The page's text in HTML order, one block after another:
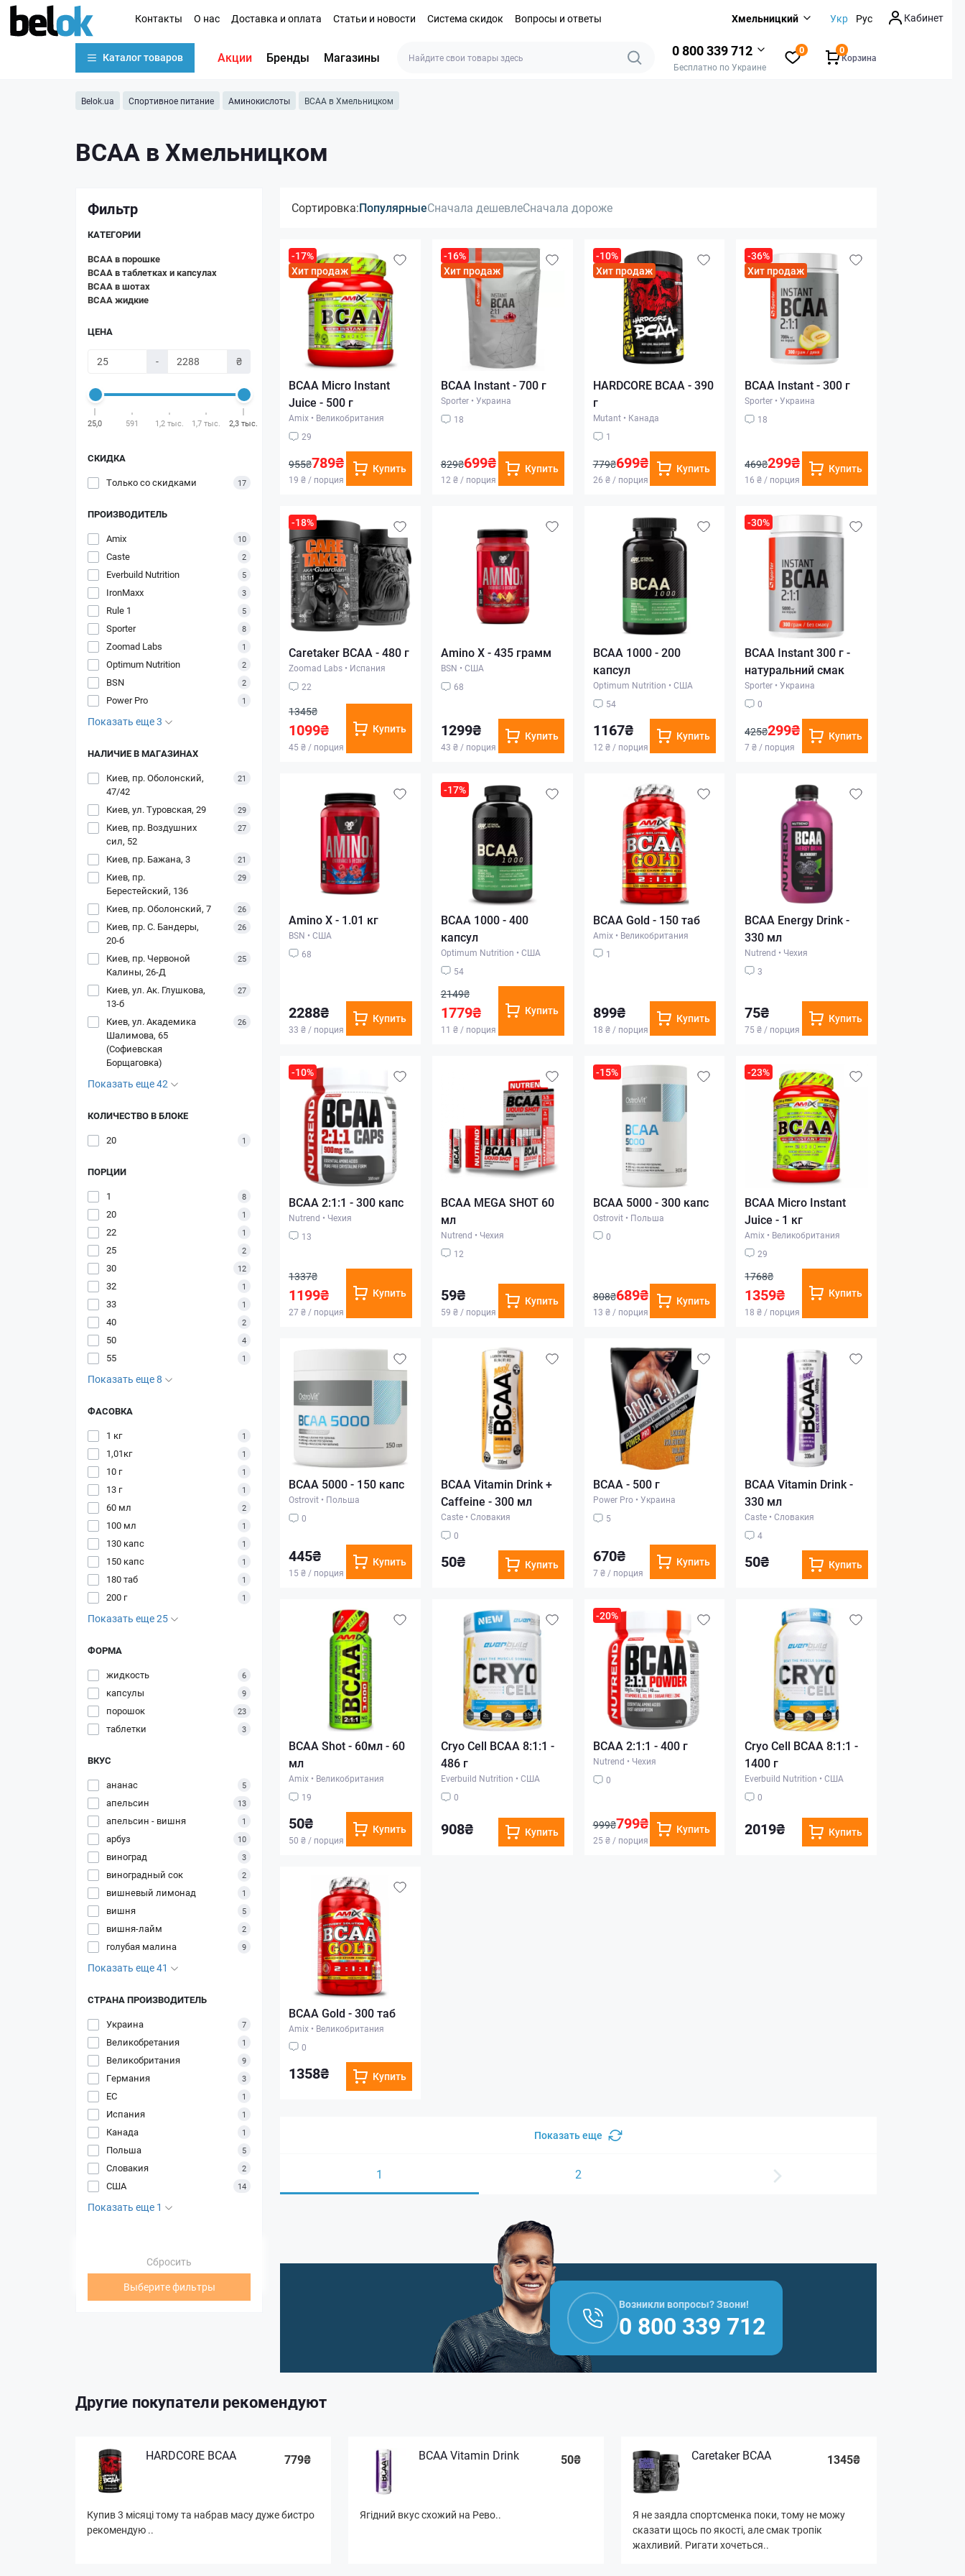
Контакты О нас Доставка и оплата Статьи и новости Система скидок Вопросы и ответы Хмельницкий Укр Рус Кабинет
Каталог товаров Акции Бренды Магазины 0 800 339 712
Бесплатно по Украине
0
Корзина
0
Belok.ua Спортивное питание Аминокислоты BCAA в Хмельницком
BCAA в Хмельницком
Фильтр
КАТЕГОРИИ
BCAA в порошке
BCAA в таблетках и капсулах
BCAA в шотах
BCAA жидкие
ЦЕНА
- ₴
25,0 591 1,2 тыс. 1,7 тыс. 2,3 тыс.
СКИДКА
Только со cкидками
17
ПРОИЗВОДИТЕЛЬ
Amix
10
Caste 2
Everbuild Nutrition 5
IronMaxx 3
Rule 1 5
Sporter 8
Zoomad Labs 1
Optimum Nutrition 2
BSN 2
Power Pro 1
Показать еще 3
НАЛИЧИЕ В МАГАЗИНАХ
Киев, пр. Оболонский,
47/42
21
Киев, ул. Туровская, 29 29
Киев, пр. Воздушних
сил, 52
27
Киев, пр. Бажана, 3 21
Киев, пр.
Берестейский, 136
29
Киев, пр. Оболонский, 7 26
Киев, пр. С. Бандеры,
20-б
26
Киев, пр. Червоной
Калины, 26-Д
25
Киев, ул. Ак. Глушкова,
13-б
27
Киев, ул. Академика
Шалимова, 65
(Софиевская
Борщаговка)
26
Показать еще 42
КОЛИЧЕСТВО В БЛОКЕ
20
1
ПОРЦИИ
1
8
20 1
22 1
25 2
30 12
32 1
33 1
40 2
50 4
55 1
Показать еще 8
ФАСОВКА
1 кг
1
1,01кг 1
10 г 1
13 г 1
60 мл 2
100 мл 1
130 капс 1
150 капс 1
180 таб 1
200 г 1
Показать еще 25
ФОРМА
жидкость
6
капсулы 9
порошок 23
таблетки 3
ВКУС
ананас
5
апельсин 13
апельсин - вишня 1
арбуз 10
виноград 3
виноградный сок 2
вишневый лимонад 1
вишня 5
вишня-лайм 2
голубая малина 9
Показать еще 41
СТРАНА ПРОИЗВОДИТЕЛЬ
Украина
7
Великобретания 1
Великобритания 9
Германия 3
ЕС 1
Испания 1
Канада 1
Польша 5
Словакия 2
США 14
Показать еще 1
Сбросить
Выберите фильтры
Сортировка:ПопулярныеСначала дешевлеСначала дороже
-17%
Хит продаж
BCAA Micro Instant
Juice - 500 г
Amix • Великобритания
29
955₴789₴
19 ₴ / порция
Купить
-16%
Хит продаж
BCAA Instant - 700 г
Sporter • Украина
18
829₴699₴
12 ₴ / порция
Купить
-10%
Хит продаж
HARDCORE BCAA - 390
г
Mutant • Канада
1
779₴699₴
26 ₴ / порция
Купить
-36%
Хит продаж
BCAA Instant - 300 г
Sporter • Украина
18
469₴299₴
16 ₴ / порция
Купить
-18%
Caretaker BCAA - 480 г
Zoomad Labs • Испания
22
1345₴
1099₴
45 ₴ / порция
Купить
Amino X - 435 грамм
BSN • США
68
1299₴
43 ₴ / порция
Купить
BCAA 1000 - 200
капсул
Optimum Nutrition • США
54
1167₴
12 ₴ / порция
Купить
-30%
BCAA Instant 300 г -
натуральний смак
Sporter • Украина
0
425₴299₴
7 ₴ / порция
Купить
Amino X - 1.01 кг
BSN • США
68
2288₴
33 ₴ / порция
Купить
-17%
BCAA 1000 - 400
капсул
Optimum Nutrition • США
54
2149₴
1779₴
11 ₴ / порция
Купить
BCAA Gold - 150 таб
Amix • Великобритания
1
899₴
18 ₴ / порция
Купить
BCAA Energy Drink -
330 мл
Nutrend • Чехия
3
75₴
75 ₴ / порция
Купить
-10%
BCAA 2:1:1 - 300 капс
Nutrend • Чехия
13
1337₴
1199₴
27 ₴ / порция
Купить
BCAA MEGA SHOT 60
мл
Nutrend • Чехия
12
59₴
59 ₴ / порция
Купить
-15%
BCAA 5000 - 300 капс
Ostrovit • Польша
0
808₴689₴
13 ₴ / порция
Купить
-23%
BCAA Micro Instant
Juice - 1 кг
Amix • Великобритания
29
1768₴
1359₴
18 ₴ / порция
Купить
BCAA 5000 - 150 капс
Ostrovit • Польша
0
445₴
15 ₴ / порция
Купить
BCAA Vitamin Drink +
Caffeine - 300 мл
Caste • Словакия
0
50₴ Купить
BCAA - 500 г
Power Pro • Украина
5
670₴
7 ₴ / порция
Купить
BCAA Vitamin Drink -
330 мл
Caste • Словакия
4
50₴ Купить
BCAA Shot - 60мл - 60
мл
Amix • Великобритания
19
50₴
50 ₴ / порция
Купить
Cryo Cell BCAA 8:1:1 -
486 г
Everbuild Nutrition • США
0
908₴ Купить
-20%
BCAA 2:1:1 - 400 г
Nutrend • Чехия
0
999₴799₴
25 ₴ / порция
Купить
Cryo Cell BCAA 8:1:1 -
1400 г
Everbuild Nutrition • США
0
2019₴ Купить
BCAA Gold - 300 таб
Amix • Великобритания
0
1358₴ Купить
Показать еще
1 2
Возникли вопросы? Звони!
0 800 339 712
Другие покупатели рекомендуют
HARDCORE BCAA 779₴
Купив 3 місяці тому та набрав масу дуже бистро
рекомендую ..
BCAA Vitamin Drink 50₴
Ягідний вкус схожий на Рево..
Caretaker BCAA 1345₴
Я не заядла спортсменка поки, тому не можу
сказати щось по якості, але смак тропік
жахливий. Ригати хочеться..